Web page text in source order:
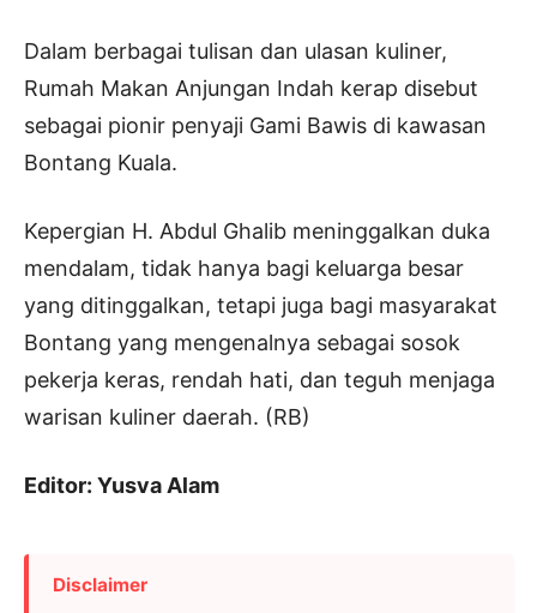
Dalam berbagai tulisan dan ulasan kuliner,
Rumah Makan Anjungan Indah kerap disebut
sebagai pionir penyaji Gami Bawis di kawasan
Bontang Kuala.
Kepergian H. Abdul Ghalib meninggalkan duka
mendalam, tidak hanya bagi keluarga besar
yang ditinggalkan, tetapi juga bagi masyarakat
Bontang yang mengenalnya sebagai sosok
pekerja keras, rendah hati, dan teguh menjaga
warisan kuliner daerah. (RB)
Editor: Yusva Alam
Disclaimer